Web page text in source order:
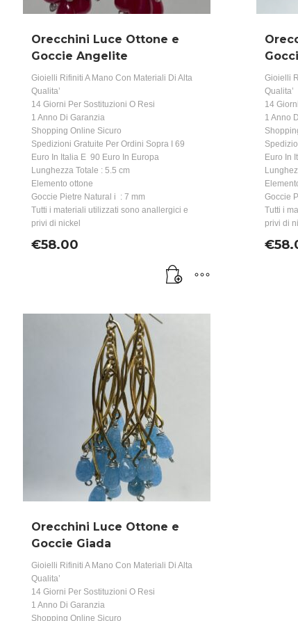
Orecchini Luce Ottone e
Goccie Angelite
Gioielli Rifiniti A Mano Con Materiali Di Alta
Qualita’
14 Giorni Per Sostituzioni O Resi
1 Anno Di Garanzia
Shopping Online Sicuro
Spedizioni Gratuite Per Ordini Sopra I 69
Euro In Italia E 90 Euro In Europa
Lunghezza Totale : 5.5 cm
Elemento ottone
Goccie Pietre Natural i : 7 mm
Tutti i materiali utilizzati sono anallergici e
privi di nickel
€58.00
Gioielli
Qualita’
14
1 Anno
Euro In
Goccie
Tutti i
privi di
€
Orecchini Luce Ottone e
Goccie Giada
Gioielli Rifiniti A Mano Con Materiali Di Alta
Qualita’
14 Giorni Per Sostituzioni O Resi
1 Anno Di Garanzia
Shopping Online Sicuro